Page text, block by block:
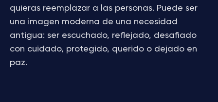
quieras reemplazar a las personas. Puede ser
una imagen moderna de una necesidad
antigua: ser escuchado, reflejado, desafiado
con cuidado, protegido, querido o dejado en
paz.